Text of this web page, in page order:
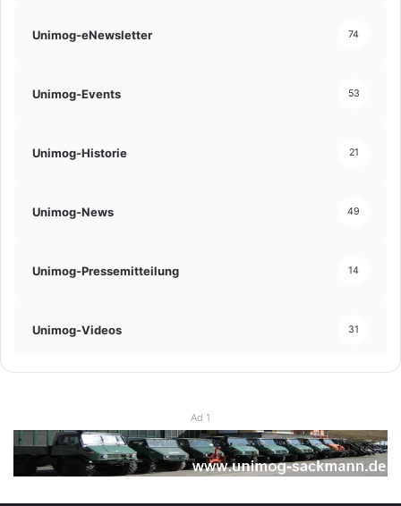
Unimog-eNewsletter 74
Unimog-Events 53
Unimog-Historie 21
Unimog-News 49
Unimog-Pressemitteilung 14
Unimog-Videos 31
Ad 1